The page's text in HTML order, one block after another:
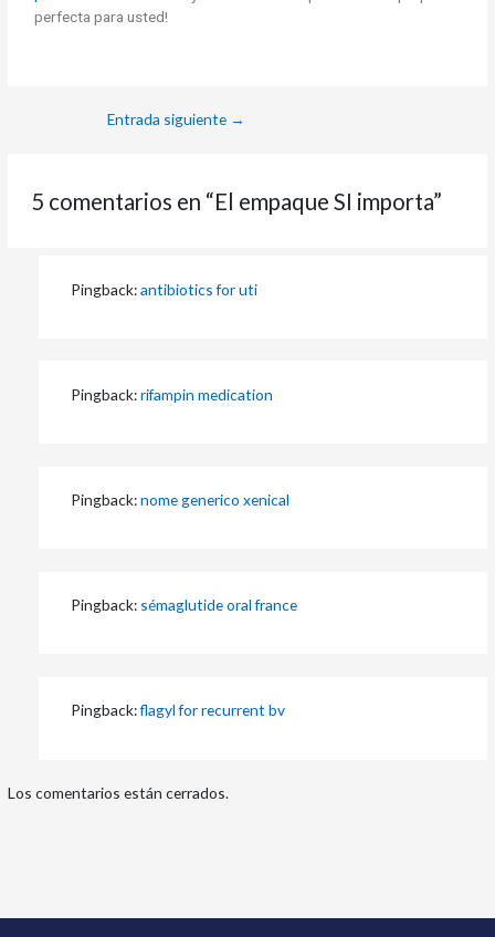
perfecta para usted!
Entrada siguiente →
5 comentarios en “El empaque SI importa”
Pingback:antibiotics for uti
Pingback:rifampin medication
Pingback:nome generico xenical
Pingback: sémaglutide oral france
Pingback:flagyl for recurrent bv
Los comentarios están cerrados.